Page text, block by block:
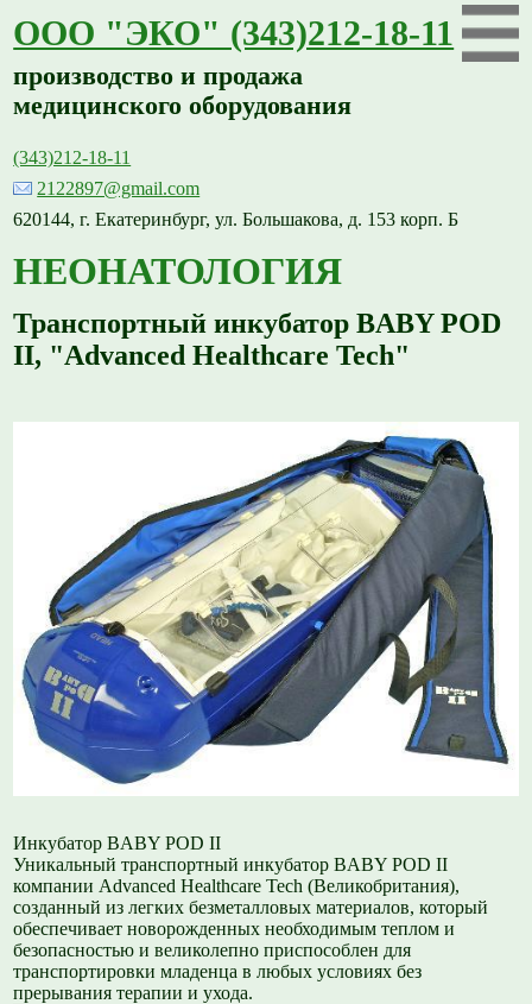
ООО "ЭКО" (343)212-18-11
производство и продажа
медицинского оборудования
(343)212-18-11
2122897@gmail.com
620144, г. Екатеринбург, ул. Большакова, д. 153 корп. Б
НЕОНАТОЛОГИЯ
Транспортный инкубатор BABY POD
II, "Advanced Healthcare Tech"
Инкубатор BABY POD II
Уникальный транспортный инкубатор BABY POD II
компании Advanced Healthcare Tech (Великобритания),
созданный из легких безметалловых материалов, который
обеспечивает новорожденных необходимым теплом и
безопасностью и великолепно приспособлен для
транспортировки младенца в любых условиях без
прерывания терапии и ухода.